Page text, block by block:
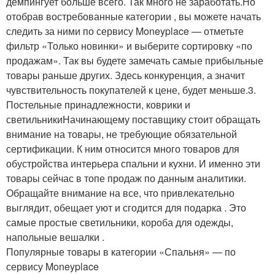
отобрав востребованные категории , вы можете начать
следить за ними по сервису Moneyplace — отметьте
фильтр «Только новинки» и выберите сортировку «по
продажам». Так вы будете замечать самые прибыльные
товары раньше других. Здесь конкуренция, а значит
чувствительность покупателей к цене, будет меньше.3.
Постельные принадлежности, коврики и
светильникиНачинающему поставщику стоит обращать
внимание на товары, не требующие обязательной
сертификации. К ним относится много товаров для
обустройства интерьера спальни и кухни. И именно эти
товары сейчас в топе продаж по данным аналитики.
Обращайте внимание на все, что привлекательно
выглядит, обещает уют и сгодится для подарка . Это
самые простые светильники, короба для одежды,
напольные вешалки .
Популярные товары в категории «Спальня» — по
сервису Moneyplace